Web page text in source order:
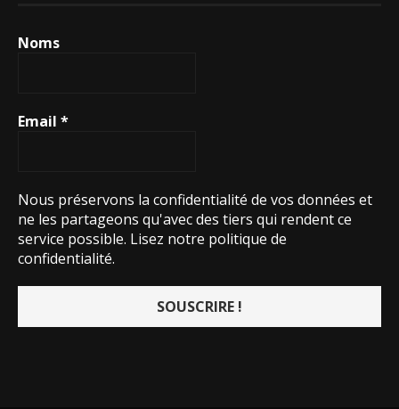
Noms
Email *
Nous préservons la confidentialité de vos données et
ne les partageons qu'avec des tiers qui rendent ce
service possible. Lisez notre politique de
confidentialité.